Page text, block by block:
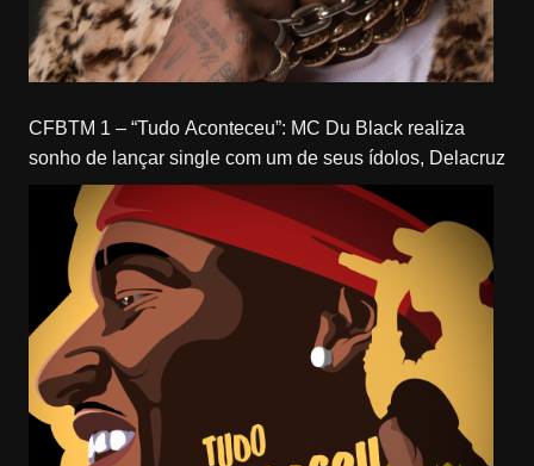
CFBTM 1 – “Tudo Aconteceu”: MC Du Black realiza
sonho de lançar single com um de seus ídolos, Delacruz